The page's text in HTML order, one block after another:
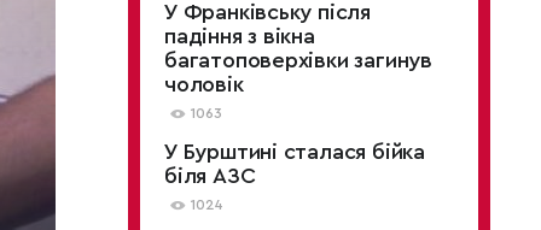
У Франківську після
падіння з вікна
багатоповерхівки загинув
чоловік
1063
У Бурштині сталася бійка
біля АЗС
1024